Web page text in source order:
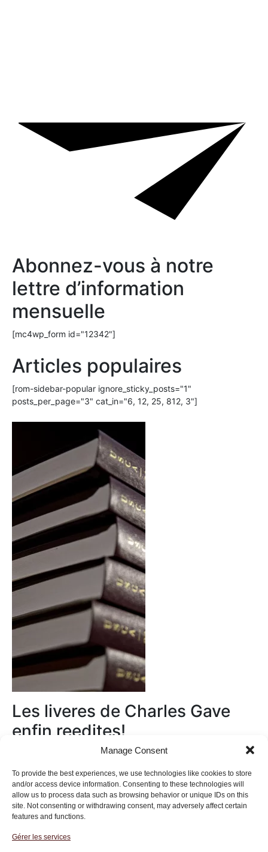
Manage Consent
To provide the best experiences, we use technologies like cookies to store
and/or access device information. Consenting to these technologies will
allow us to process data such as browsing behavior or unique IDs on this
site. Not consenting or withdrawing consent, may adversely affect certain
features and functions.
Gérer les services
Abonnez-vous à notre
lettre d’information
mensuelle
[mc4wp_form id="12342"]
Articles populaires
[rom-sidebar-popular ignore_sticky_posts="1"
posts_per_page="3" cat_in="6, 12, 25, 812, 3"]
Les liveres de Charles Gave
enfin reedites!